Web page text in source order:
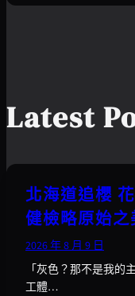
Latest
北海道追櫻
健檢略原始之
2026 年 8 月 9 日
「灰色？那不是我的
工體…